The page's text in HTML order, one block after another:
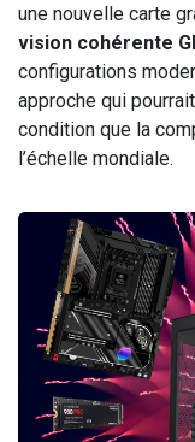
une nouvelle carte
vision cohérente
configurations
approche qui
condition que la
l’échelle mondiale.